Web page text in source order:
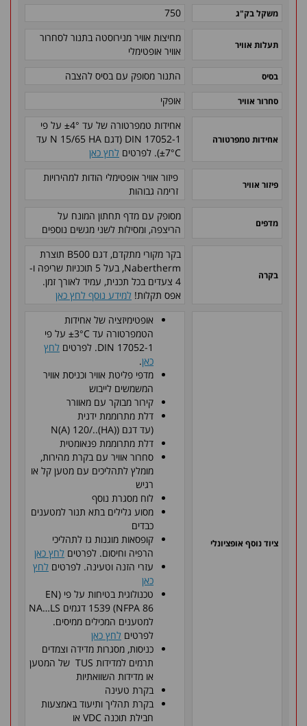
משקל בק"ג 750
תעלות אוויר
מחיצות אוויר מנירוסטה בתנור לסחרור
אוויר אופטימלי
בסיס התנור מסופק עם בסיס להצבה
סחרור אוויר אופקי
אחידות טמפרטורה
אחידות טמפרטורה של עד ±4° על פי
DIN 17052-1 (דגם N 15/65 HA עד
±7°C). לפרטים
לחץ כאן
פיזור אוויר
פיזור אוויר אופטימלי הודות למהירויות
זרימה גבוהות
מדפים
מסופק עם מדף תחתון המונח על
הריצפה, ומסילות לשני מגשים נוספים
בקרה
בקר מקורי מתקדם, דגם B500 תוצרת
Nabertherm, בעל 5 תוכניות שריפה ו-
4 צעדים בכל תכנית, עמיד לאורך זמן.
אפס תקלות! למידע נוסף לחץ כאן
ציוד נוסף אופציונלי
אופטימיזציה של אחידות
הטמפרטורה עד ±3°C על פי
DIN 17052-1. לפרטים
לחץ
כאן.
מדפי פליטת אוויר וכניסת אוויר
המשמשים לייבוש
קירור מבוקר עם מאוורר
דלת מתרוממת ידנית
(עד דגם (N(A) 120/..(HA)
דלת מתרוממת פנאומטית
סחרור אוויר עם בקרת מהירות,
מומלץ לתהליכים עם מטען קל או
רגיש
לוח מסגרת נוסף
מסוע גלילים בתא תנור למטענים
כבדים
קופסאות מוגנות גז לתהליכי
הרפיה וחיסום. לפרטים לחץ כאן
עזרי הזנה וטעינה. לפרטים לחץ
כאן
טכנולוגית בטיחות על פי (EN
1539 (NFPA 86 דגמים NA…LS
למטענים המכילים ממיסים.
לפרטים לחץ כאן
כניסות, מסגרות מדידה וצמדים
תרמים למדידות TUS של המטען
או מדידות השוואתיות
בקרת טעינה
בקרת תהליך ותיעוד באמצעות
חבילת תוכנה VDC או